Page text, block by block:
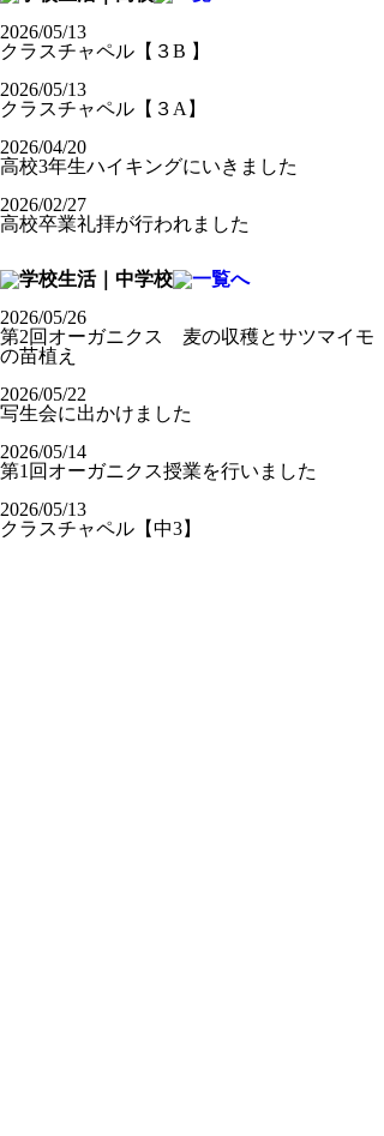
2026/05/13
クラスチャペル【３B 】
2026/05/13
クラスチャペル【３A】
2026/04/20
高校3年生ハイキングにいきました
2026/02/27
高校卒業礼拝が行われました
2026/05/26
第2回オーガニクス 麦の収穫とサツマイモ
の苗植え
2026/05/22
写生会に出かけました
2026/05/14
第1回オーガニクス授業を行いました
2026/05/13
クラスチャペル【中3】